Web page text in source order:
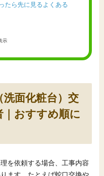
たら先に見るよくある
示
洗面化粧台）交
｜おすすめ順に
を依頼する場合、工事内容